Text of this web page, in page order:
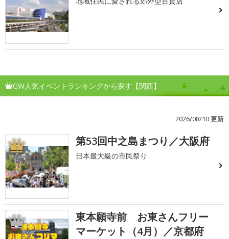
GW人気イベントランキングから探す【関西】
2026/08/10 更新
1 第53回中之島まつり／大阪府
日本最大級の市民祭り
2
東本願寺前 お東さんフリー
マーケット（4月）／京都府